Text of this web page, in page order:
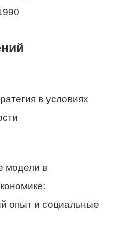
в условиях
модели в
опыт и социальные